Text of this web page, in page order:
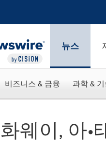
뉴스
비즈니스 & 금융 과학 &
화웨이, 아•